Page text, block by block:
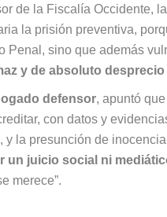
de la Fiscalía Occidente,
la prisión preventiva,
Penal, sino que además
y de absoluto
defensor, apuntó
con datos y
y la presunción de
un juicio social ni
merece”.